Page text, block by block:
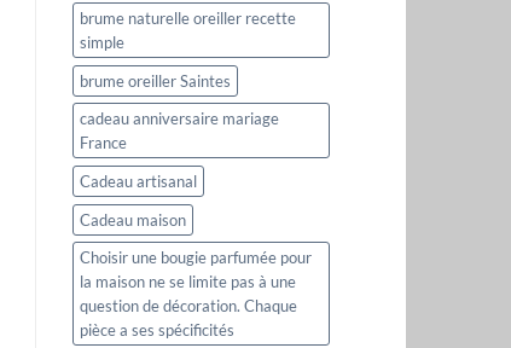
brume naturelle oreiller recette
simple
brume oreiller Saintes
cadeau anniversaire mariage
France
Cadeau artisanal
Cadeau maison
Choisir une bougie parfumée pour
la maison ne se limite pas à une
question de décoration. Chaque
pièce a ses spécificités